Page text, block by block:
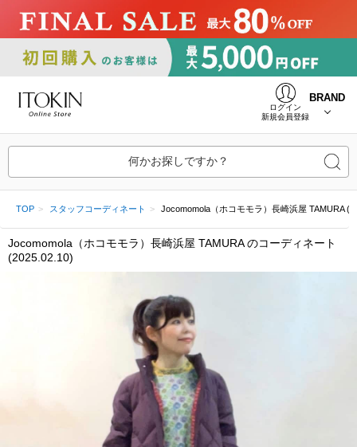
ログイン
新規会員登録
BRAND
何かお探しですか？
TOP スタッフコーディネート Jocomomola（ホコモモラ）長崎浜屋 TAMURA
Jocomomola（ホコモモラ）長崎浜屋 TAMURA のコーディネート
(2025.02.10)